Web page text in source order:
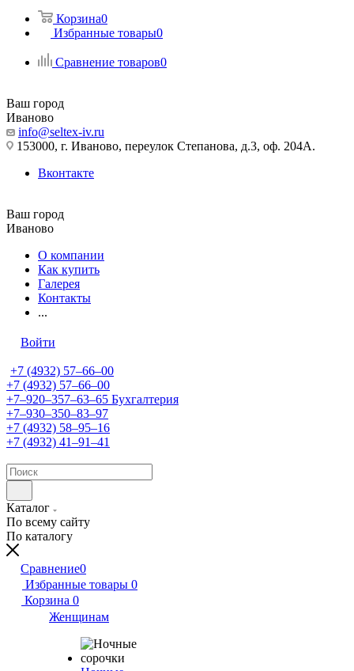
Корзина0
Избранные товары0
Сравнение товаров0
Ваш город
Иваново
info@seltex-iv.ru
153000, г. Иваново, переулок Степанова, д.3, оф. 204А.
Вконтакте
Ваш город
Иваново
О компании
Как купить
Галерея
Контакты
...
Войти
+7 (4932) 57‒66‒00
+7 (4932) 57‒66‒00
+7‒920‒357‒63‒65 Бухгалтерия
+7‒930‒350‒83‒97
+7 (4932) 58‒95‒16
+7 (4932) 41‒91‒41
Каталог
По всему сайту
По каталогу
Сравнение0
Избранные товары 0
Корзина 0
Женщинам